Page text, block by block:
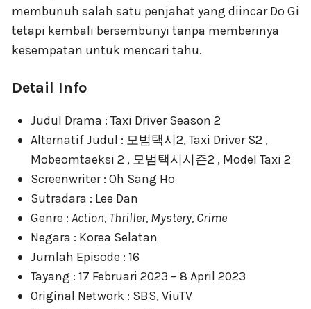
membunuh salah satu penjahat yang diincar Do Gi
tetapi kembali bersembunyi tanpa memberinya
kesempatan untuk mencari tahu.
Detail Info
Judul Drama : Taxi Driver Season 2
Alternatif Judul : 모범택시2, Taxi Driver S2 ,
Mobeomtaeksi 2 , 모범택시시즌2 , Model Taxi 2
Screenwriter : Oh Sang Ho
Sutradara : Lee Dan
Genre : Action, Thriller, Mystery, Crime
Negara : Korea Selatan
Jumlah Episode : 16
Tayang : 17 Februari 2023 – 8 April 2023
Original Network : SBS, ViuTV